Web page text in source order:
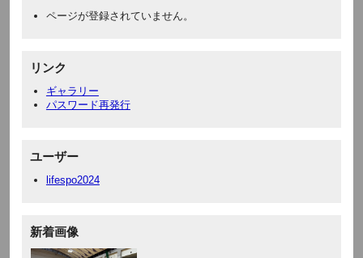
ページが登録されていません。
リンク
ギャラリー
パスワード再発行
ユーザー
lifespo2024
新着画像